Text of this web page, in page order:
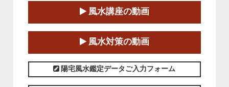
第１８期立命塾「実践的四柱立命学（四
柱推命学）講座」
2025-01-11～2025-05-11
この講座の募集は終了しました。
風水講座の動画
風水対策の動画
陽宅風水鑑定データご入力フォーム